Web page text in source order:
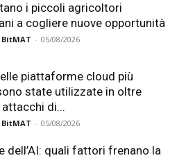
i piccoli agricoltori
a cogliere nuove opportunità
- 05/08/2026
piattaforme cloud più
state utilizzate in oltre
di...
- 05/08/2026
dell’AI: quali fattori frenano la